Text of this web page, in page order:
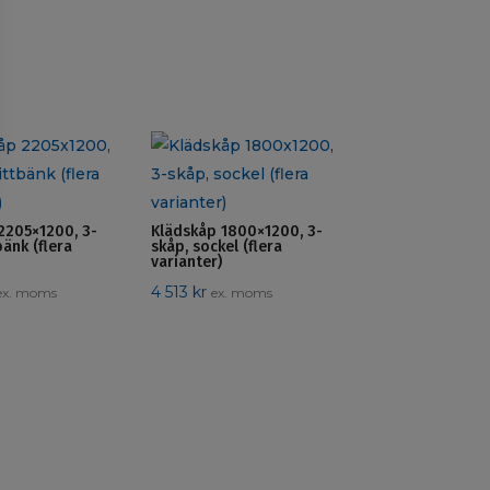
3-
(flera
moms
Klädskåp 1800×1200, 3-
skåp, sockel (flera
varianter)
4 513 kr ex. moms